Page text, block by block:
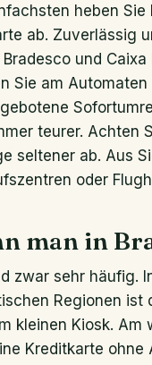
heben Sie
ab. Zuverlässig
Bradesco und
Sie am
teurer. Achten
seltener ab. Aus
oder
man in
zwar sehr häufig.
Regionen ist
kleinen Kiosk.
Kreditkarte ohne